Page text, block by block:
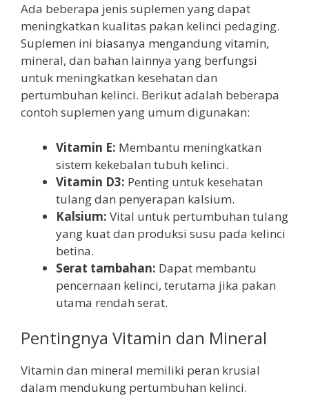
Ada beberapa jenis suplemen yang dapat
meningkatkan kualitas pakan kelinci pedaging.
Suplemen ini biasanya mengandung vitamin,
mineral, dan bahan lainnya yang berfungsi
untuk meningkatkan kesehatan dan
pertumbuhan kelinci. Berikut adalah beberapa
contoh suplemen yang umum digunakan:
Vitamin E: Membantu meningkatkan
sistem kekebalan tubuh kelinci.
Vitamin D3: Penting untuk kesehatan
tulang dan penyerapan kalsium.
Kalsium: Vital untuk pertumbuhan tulang
yang kuat dan produksi susu pada kelinci
betina.
Serat tambahan: Dapat membantu
pencernaan kelinci, terutama jika pakan
utama rendah serat.
Pentingnya Vitamin dan Mineral
Vitamin dan mineral memiliki peran krusial
dalam mendukung pertumbuhan kelinci.